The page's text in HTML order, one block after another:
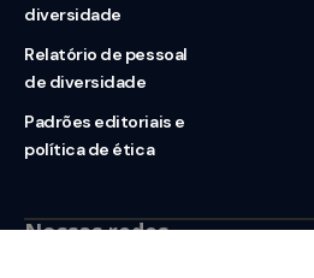
diversidade
Relatório de pessoal
de diversidade
Padrões editoriais e
política de ética
Nossas redes